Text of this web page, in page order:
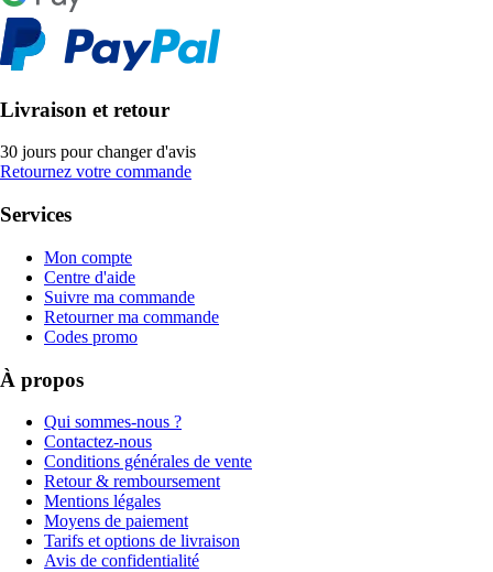
Livraison et retour
30 jours pour changer d'avis
Retournez votre commande
Services
Mon compte
Centre d'aide
Suivre ma commande
Retourner ma commande
Codes promo
À propos
Qui sommes-nous ?
Contactez-nous
Conditions générales de vente
Retour & remboursement
Mentions légales
Moyens de paiement
Tarifs et options de livraison
Avis de confidentialité